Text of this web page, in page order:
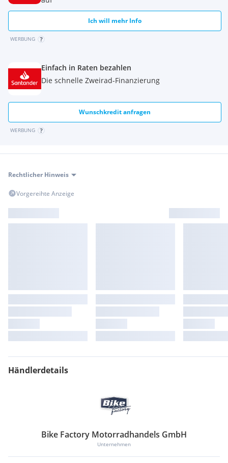
(0) 2732 79999 13
Verkauf Krems
(0) 2732 79999 12
Extras:
Kurven-ABS
Launchcontrol
Ich will mehr Info
WERBUNG
Einfach in Raten bezahlen
Die schnelle Zweirad-Finanzierung
Wunschkredit anfragen
WERBUNG
Rechtlicher Hinweis
Vorgereihte Anzeige
Händlerdetails
Bike Factory Motorradhandels GmbH
Unternehmen